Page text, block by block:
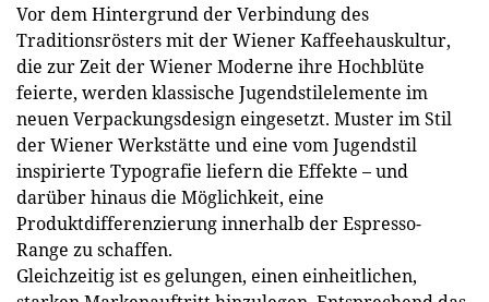
Vor dem Hintergrund der Verbindung des
Traditionsrösters mit der Wiener Kaffeehauskultur,
die zur Zeit der Wiener Moderne ihre Hochblüte
feierte, werden klassische Jugendstilelemente im
neuen Verpackungsdesign eingesetzt. Muster im Stil
der Wiener Werkstätte und eine vom Jugendstil
inspirierte Typografie liefern die Effekte – und
darüber hinaus die Möglichkeit, eine
Produktdifferenzierung innerhalb der Espresso-
Range zu schaffen.
Gleichzeitig ist es gelungen, einen einheitlichen,